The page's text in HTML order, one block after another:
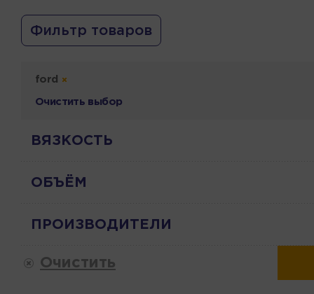
Фильтр товаров
ford
Очистить выбор
ВЯЗКОСТЬ
ОБЪЁМ
ПРОИЗВОДИТЕЛИ
Очистить